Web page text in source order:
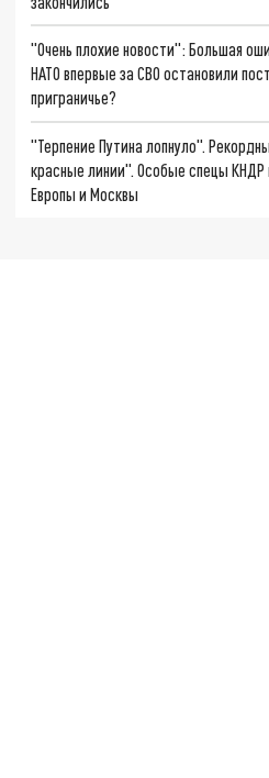
"Очень плохие новости": Большая
НАТО впервые за СВО остановили
приграничье?
"Терпение Путина лопнуло".
красные линии". Особые спецы КНДР
Европы и Москвы